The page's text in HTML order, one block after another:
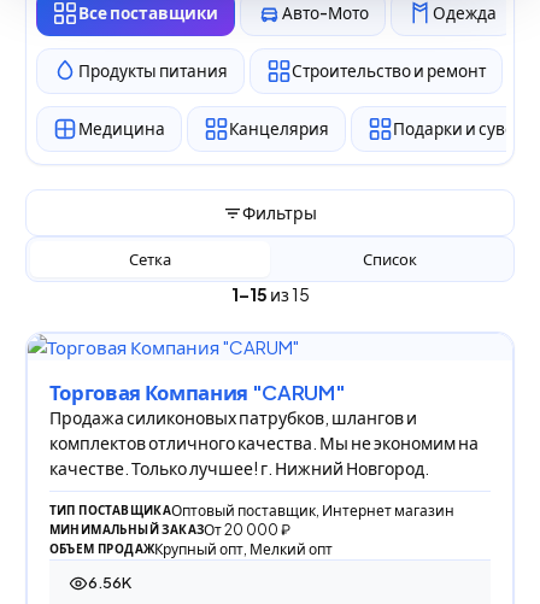
Все поставщики Авто-Мото Одежда
Продукты питания Строительство и ремонт
Медицина Канцелярия Подарки и
Фильтры
1–15 из 15
Сетка Список
Торговая Компания "CARUM"
Продажа силиконовых патрубков, шлангов и
комплектов отличного качества. Мы не экономим на
качестве. Только лучшее! г. Нижний Новгород.
ТИП ПОСТАВЩИКАОптовый поставщик, Интернет магазин
МИНИМАЛЬНЫЙ ЗАКАЗОт 20 000 ₽
ОБЪЕМ ПРОДАЖКрупный опт, Мелкий опт
6.56K
6 559 просмотров